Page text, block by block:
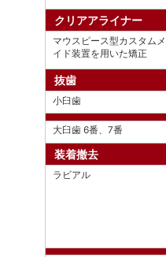
クリアアライナー
マウスピース型カスタムメ
イド装置を用いた矯正
抜歯
小臼歯
大臼歯 6番、7番
装着撤去
ラビアル